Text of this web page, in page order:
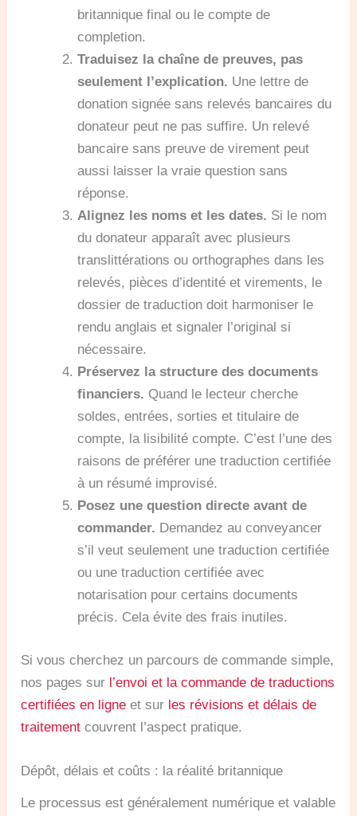
britannique final ou le compte de
completion.
Traduisez la chaîne de preuves, pas
seulement l’explication. Une lettre de
donation signée sans relevés bancaires du
donateur peut ne pas suffire. Un relevé
bancaire sans preuve de virement peut
aussi laisser la vraie question sans
réponse.
Alignez les noms et les dates. Si le nom
du donateur apparaît avec plusieurs
translittérations ou orthographes dans les
relevés, pièces d’identité et virements, le
dossier de traduction doit harmoniser le
rendu anglais et signaler l’original si
nécessaire.
Préservez la structure des documents
financiers. Quand le lecteur cherche
soldes, entrées, sorties et titulaire de
compte, la lisibilité compte. C’est l’une des
raisons de préférer une traduction certifiée
à un résumé improvisé.
Posez une question directe avant de
commander. Demandez au conveyancer
s’il veut seulement une traduction certifiée
ou une traduction certifiée avec
notarisation pour certains documents
précis. Cela évite des frais inutiles.
Si vous cherchez un parcours de commande simple,
nos pages sur l’envoi et la commande de traductions
certifiées en ligne et sur les révisions et délais de
traitement couvrent l’aspect pratique.
Dépôt, délais et coûts : la réalité britannique
Le processus est généralement numérique et valable